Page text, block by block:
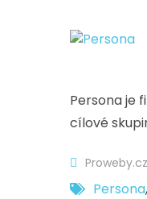
Persona je
cílové
Proweby.cz
Persona,